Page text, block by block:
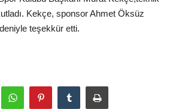
Kekçe, sponsor Ahmet Öksüz
teşekkür etti.